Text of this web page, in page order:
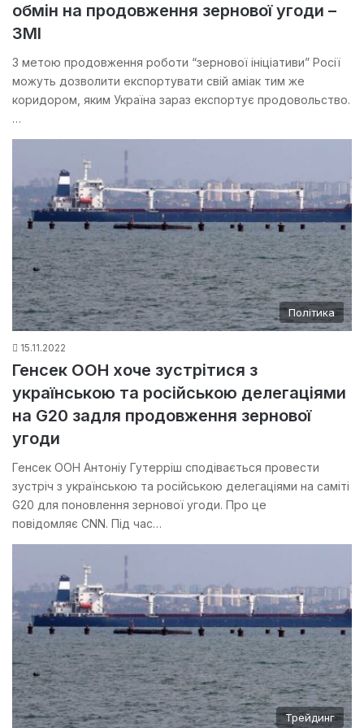
обмін на продовження зернової угоди –
ЗМІ
З метою продовження роботи “зернової ініціативи” Росії
можуть дозволити експортувати свій аміак тим же
коридором, яким Україна зараз експортує продовольство.
…
Політика
15.11.2022
Генсек ООН хоче зустрітися з
українською та російською делегаціями
на G20 задля продовження зернової
угоди
Генсек ООН Антоніу Гутерріш сподівається провести
зустріч з українською та російською делегаціями на саміті
G20 для поновлення зернової угоди. Про це
повідомляє CNN. Під час…
Трейдинг